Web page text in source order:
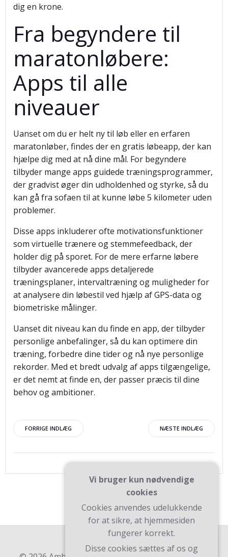
dig en krone.
Fra begyndere til
maratonløbere:
Apps til alle
niveauer
Uanset om du er helt ny til løb eller en erfaren
maratonløber, findes der en gratis løbeapp, der kan
hjælpe dig med at nå dine mål. For begyndere
tilbyder mange apps guidede træningsprogrammer,
der gradvist øger din udholdenhed og styrke, så du
kan gå fra sofaen til at kunne løbe 5 kilometer uden
problemer.
Disse apps inkluderer ofte motivationsfunktioner
som virtuelle trænere og stemmefeedback, der
holder dig på sporet. For de mere erfarne løbere
tilbyder avancerede apps detaljerede
træningsplaner, intervaltræning og muligheder for
at analysere din løbestil ved hjælp af GPS-data og
biometriske målinger.
Uanset dit niveau kan du finde en app, der tilbyder
personlige anbefalinger, så du kan optimere din
træning, forbedre dine tider og nå nye personlige
rekorder. Med et bredt udvalg af apps tilgængelige,
er det nemt at finde en, der passer præcis til dine
behov og ambitioner.
Indlægsnavigation
FORRIGE INDLÆG NÆSTE INDLÆG
Vi bruger kun nødvendige
cookies
Cookies anvendes udelukkende
for at sikre, at hjemmesiden
fungerer korrekt.
Disse cookies sættes af os og